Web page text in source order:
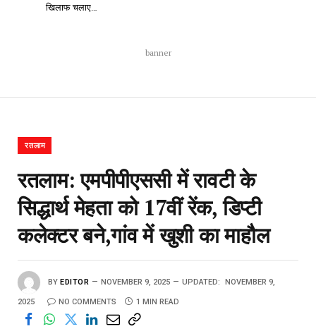
खिलाफ चलाए…
banner
रतलाम
रतलाम: एमपीपीएससी में रावटी के
सिद्धार्थ मेहता को 17वीं रेंक, डिप्टी
कलेक्टर बने,गांव में खुशी का माहौल
BY EDITOR NOVEMBER 9, 2025 UPDATED: NOVEMBER 9,
2025 NO COMMENTS 1 MIN READ